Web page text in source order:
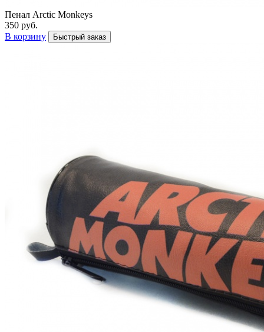
Пенал Arctic Monkeys
350 руб.
В корзину
Быстрый заказ